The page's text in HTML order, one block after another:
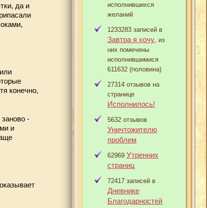
да и
конечно,
-
и
исполнившихся
желаний
1233283 записей в
Завтра я хочу , из
них помечены
исполнившимися
611632 (половина)
27314 отзывов на
странице
Исполнилось!
5632 отзывов
Уничтожителю
проблем
62969 Утренних
страниц
72417 записей в
Дневнике
Благодарностей